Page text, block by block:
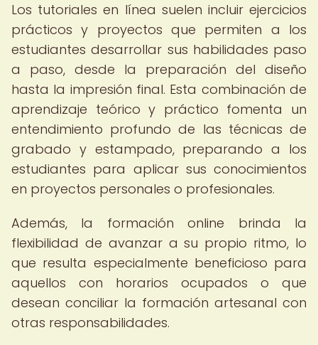
Los tutoriales en línea suelen incluir ejercicios
prácticos y proyectos que permiten a los
estudiantes desarrollar sus habilidades paso
a paso, desde la preparación del diseño
hasta la impresión final. Esta combinación de
aprendizaje teórico y práctico fomenta un
entendimiento profundo de las técnicas de
grabado y estampado, preparando a los
estudiantes para aplicar sus conocimientos
en proyectos personales o profesionales.
Además, la formación online brinda la
flexibilidad de avanzar a su propio ritmo, lo
que resulta especialmente beneficioso para
aquellos con horarios ocupados o que
desean conciliar la formación artesanal con
otras responsabilidades.